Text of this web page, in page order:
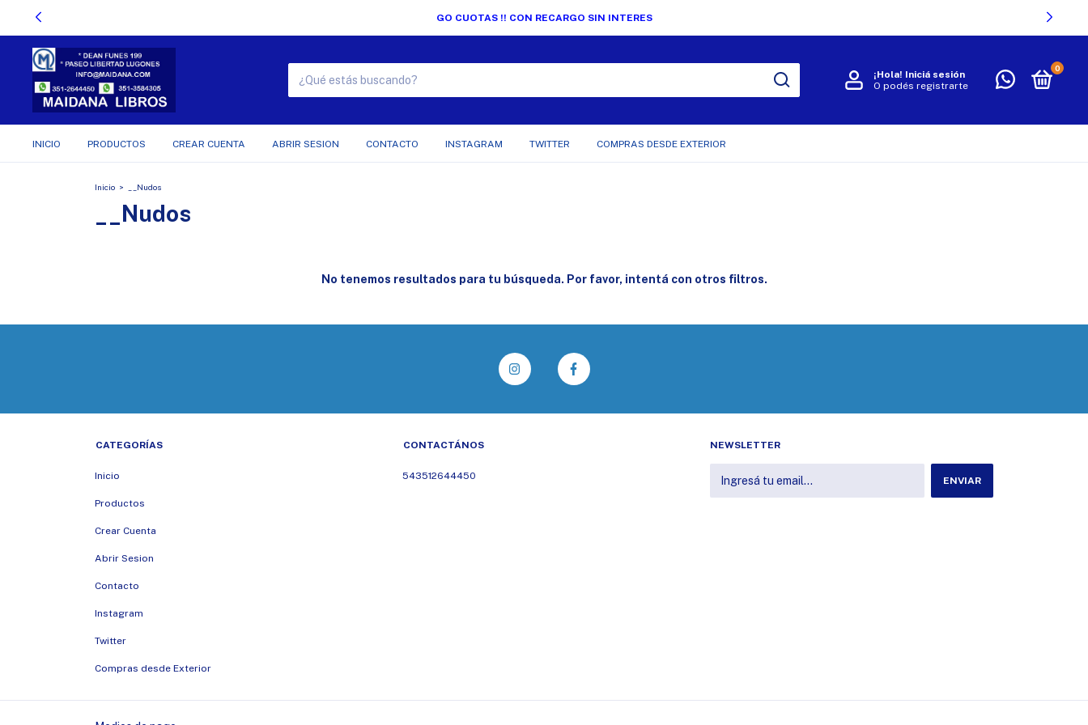
GO CUOTAS !! CON RECARGO SIN INTERES
¡Hola! Iniciá sesión
O podés registrarte
0
INICIO PRODUCTOS CREAR CUENTA ABRIR SESION CONTACTO INSTAGRAM TWITTER COMPRAS DESDE EXTERIOR
Inicio > __Nudos
__Nudos
No tenemos resultados para tu búsqueda. Por favor, intentá con otros filtros.
CATEGORÍAS
Inicio
Productos
Crear Cuenta
Abrir Sesion
Contacto
Instagram
Twitter
Compras desde Exterior
CONTACTÁNOS
543512644450
NEWSLETTER